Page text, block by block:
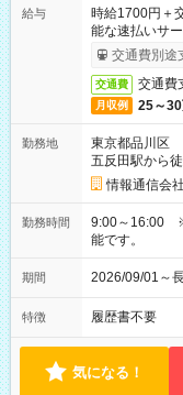
給与
時給1700円＋
能な速払いサ
交通費別途
交通費 交通費
月収例 25～30
勤務地
東京都品川区
五反田駅から
情報通信会社
勤務時間
9:00～16:00 ※
能です。
期間 2026/09/01～
特徴 履歴書不要
気になる！